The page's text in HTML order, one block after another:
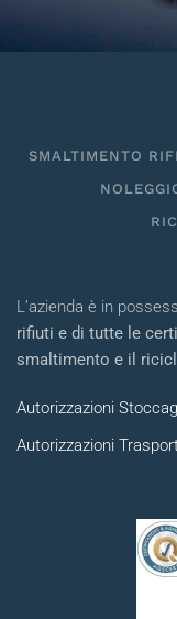
SMALTIMENTO
L’azienda è in
rifiuti e di tutte le
smaltimento e il
Autorizzazioni
Autorizzazioni